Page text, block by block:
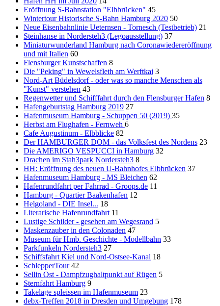
Eröffnung S-Bahnstation "Elbbrücken" 45
Wintertour Historische S-Bahn Hamburg 2020 50
Neue Eisenbahnlinie Ueternsen - Tornesch (Testbetrieb) 21
Steinhanse in Nordersteh3 (Legoausstellung) 37
Miniaturwunderland Hamburg nach Coronawiedereröffnung
und mit Italien 60
Flensburger Kunstschaffen 8
Die "Peking" in Wewelsfleth am Werftkai 3
Nord-Art Büdelsdorf - oder was so manche Menschen als
"Kunst" verstehen 43
Regenwetter und Schifffahrt durch den Flensburger Hafen 8
Hafengeburtstag Hamburg 2019 27
Hafenmuseum Hamburg - Schuppen 50 (2019) 35
Herbst am Flughafen - Fernweh 6
Cafe Augustinum - Elbblicke 82
Der HAMBURGER DOM - das Volksfest des Nordens 23
Die AMERIGO VESPUCCI in Hamburg 32
Drachen im Stah3park Nordersteh3 8
HH: Eröffnung des neuen U-Bahnhofes Elbbrücken 37
Hafenmuseum Hamburg - MS Bleichen 62
Hafenrundfahrt per Fahrrad - Groops.de 11
Hamburg - Quartier Baakenhafen 12
Helgoland - DIE Insel... 18
Literarische Hafenrundfahrt 11
Lustige Schilder - gesehen am Wegesrand 5
Maskenzauber in den Colonaden 47
Museum für Hmb. Geschichte - Modellbahn 33
Parkfunkeln Nordersteh3 27
Schiffsfahrt Kiel und Nord-Ostsee-Kanal 18
SchlepperTour 42
Sellin Ost - Dampfzughaltpunkt auf Rügen 5
Sternfahrt Hamburg 9
Takelage spleissen im Hafenmuseum 23
debx-Treffen 2018 in Dresden und Umgebung 178